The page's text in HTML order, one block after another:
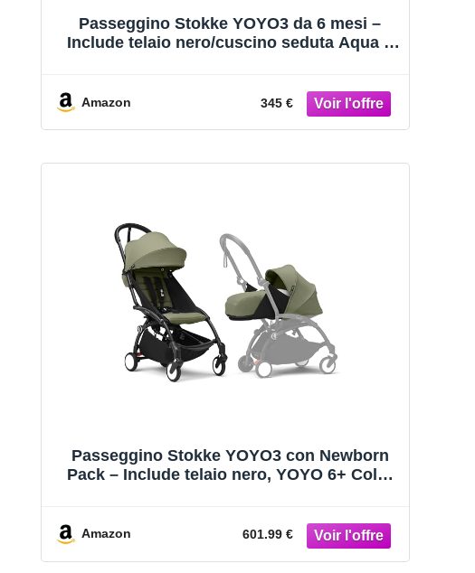
Passeggino Stokke YOYO3 da 6 mesi –
Include telaio nero/cuscino seduta Aqua +
bagaglio a mano
Amazon 345 €
Passeggino Stokke YOYO3 con Newborn
Pack – Include telaio nero, YOYO 6+ Color
Amazon 601.99 €